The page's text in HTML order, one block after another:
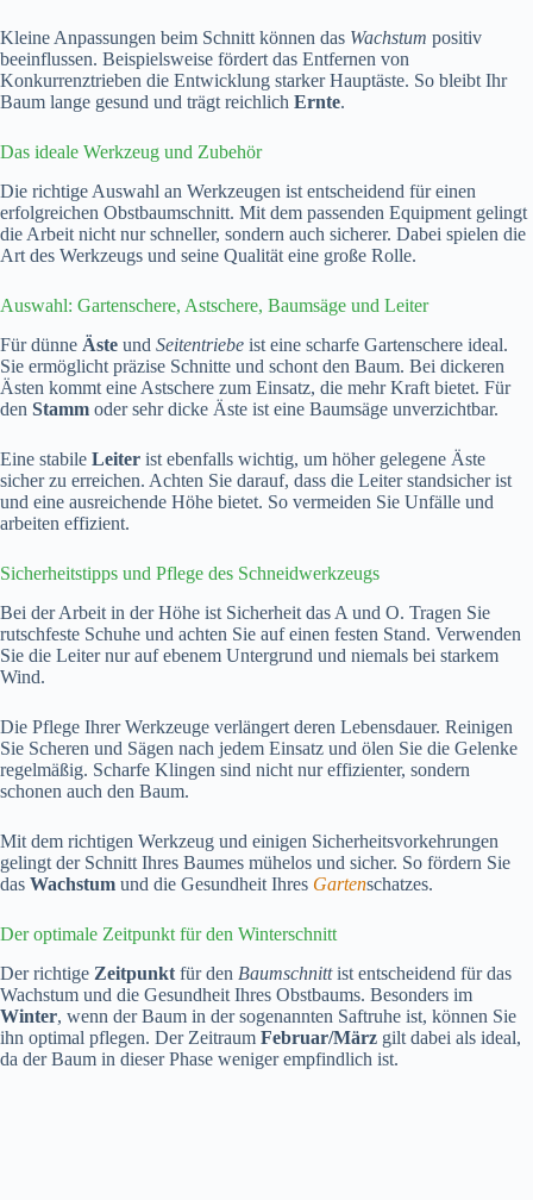
Kleine Anpassungen beim Schnitt können das Wachstum positiv
beeinflussen. Beispielsweise fördert das Entfernen von
Konkurrenztrieben die Entwicklung starker Hauptäste. So bleibt Ihr
Baum lange gesund und trägt reichlich Ernte.
Das ideale Werkzeug und Zubehör
Die richtige Auswahl an Werkzeugen ist entscheidend für einen
erfolgreichen Obstbaumschnitt. Mit dem passenden Equipment gelingt
die Arbeit nicht nur schneller, sondern auch sicherer. Dabei spielen die
Art des Werkzeugs und seine Qualität eine große Rolle.
Auswahl: Gartenschere, Astschere, Baumsäge und Leiter
Für dünne Äste und Seitentriebe ist eine scharfe Gartenschere ideal.
Sie ermöglicht präzise Schnitte und schont den Baum. Bei dickeren
Ästen kommt eine Astschere zum Einsatz, die mehr Kraft bietet. Für
den Stamm oder sehr dicke Äste ist eine Baumsäge unverzichtbar.
Eine stabile Leiter ist ebenfalls wichtig, um höher gelegene Äste
sicher zu erreichen. Achten Sie darauf, dass die Leiter standsicher ist
und eine ausreichende Höhe bietet. So vermeiden Sie Unfälle und
arbeiten effizient.
Sicherheitstipps und Pflege des Schneidwerkzeugs
Bei der Arbeit in der Höhe ist Sicherheit das A und O. Tragen Sie
rutschfeste Schuhe und achten Sie auf einen festen Stand. Verwenden
Sie die Leiter nur auf ebenem Untergrund und niemals bei starkem
Wind.
Die Pflege Ihrer Werkzeuge verlängert deren Lebensdauer. Reinigen
Sie Scheren und Sägen nach jedem Einsatz und ölen Sie die Gelenke
regelmäßig. Scharfe Klingen sind nicht nur effizienter, sondern
schonen auch den Baum.
Mit dem richtigen Werkzeug und einigen Sicherheitsvorkehrungen
gelingt der Schnitt Ihres Baumes mühelos und sicher. So fördern Sie
das Wachstum und die Gesundheit Ihres Gartenschatzes.
Der optimale Zeitpunkt für den Winterschnitt
Der richtige Zeitpunkt für den Baumschnittist entscheidend für das
Wachstum und die Gesundheit Ihres Obstbaums. Besonders im
Winter, wenn der Baum in der sogenannten Saftruhe ist, können Sie
ihn optimal pflegen. Der Zeitraum Februar/März gilt dabei als ideal,
da der Baum in dieser Phase weniger empfindlich ist.